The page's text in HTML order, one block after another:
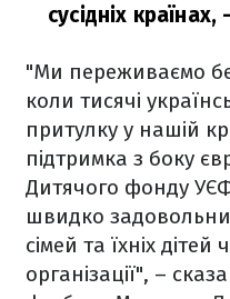
сусідніх країнах,
"Ми переживаємо
коли тисячі
притулку у нашій
підтримка з боку
Дитячого фонду
швидко
сімей та їхніх дітей
організації", –